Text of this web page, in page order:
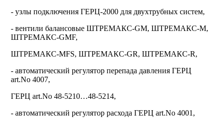
- узлы подключения ГЕРЦ-2000 для двухтрубных систем,
- вентили балансовые ШТРЕМАКС-GM, ШТРЕМАКС-M,
ШТРЕМАКС-GMF,
ШТРЕМАКС-MFS, ШТРЕМАКС-GR, ШТРЕМАКС-R,
- автоматический регулятор перепада давления ГЕРЦ
art.No 4007,
ГЕРЦ art.No 48-5210…48-5214,
- автоматический регулятор расхода ГЕРЦ art.No 4001,